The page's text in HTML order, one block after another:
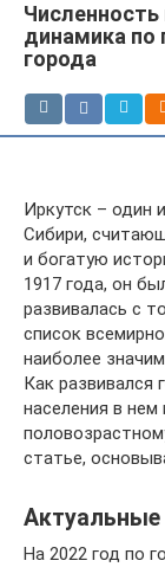
Численность
динамика по
города
Иркутск – один
Сибири,
и богатую
1917 года, он
развивалась с
список
наиболее
Как развивался
населения в
статье,
На 2022 год по